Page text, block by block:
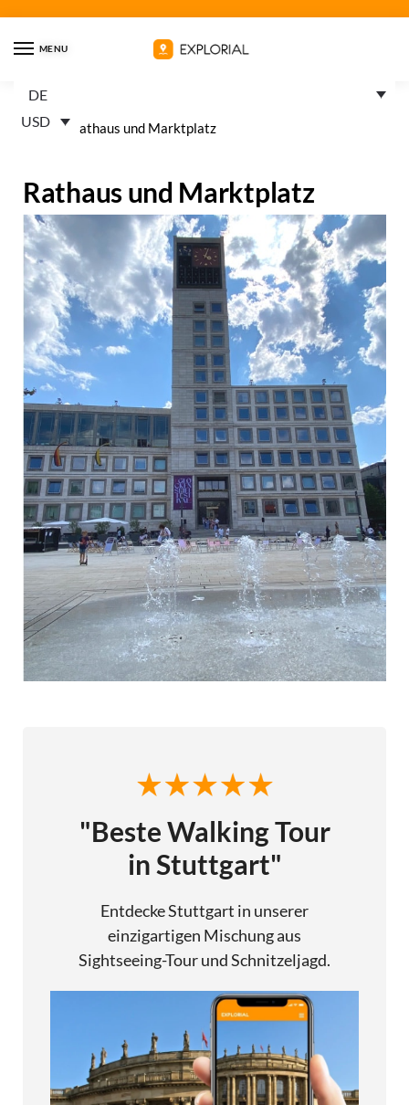
MENU
DE
USD
Home » Rathaus und Marktplatz
Rathaus und Marktplatz
"Beste Walking Tour
in Stuttgart"
Entdecke Stuttgart in unserer
einzigartigen Mischung aus
Sightseeing-Tour und Schnitzeljagd.